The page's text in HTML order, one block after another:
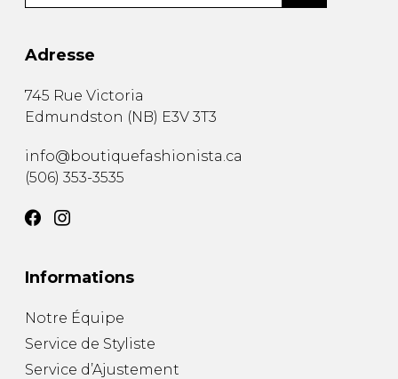
Adresse
745 Rue Victoria
Edmundston (NB) E3V 3T3
info@boutiquefashionista.ca
(506) 353-3535
Informations
Notre Équipe
Service de Styliste
Service d’Ajustement